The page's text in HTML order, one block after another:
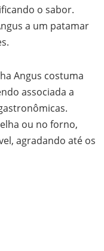
o sabor.
a um patamar
Angus costuma
associada a
ou no forno,
agradando até os